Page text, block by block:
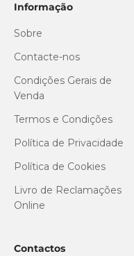
Informação
Sobre
Contacte-nos
Condições Gerais de
Venda
Termos e Condições
Política de Privacidade
Política de Cookies
Livro de Reclamações
Online
Contactos